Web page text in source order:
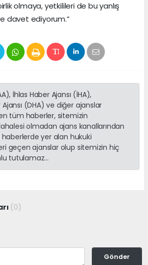
olmaya, yetkilileri de bu yanlış
davet ediyorum.”
İhlas Haber Ajansı (İHA),
(DHA) ve diğer ajanslar
tüm haberler, sitemizin
olmadan ajans kanallarından
yer alan hukuki
geçen ajanslar olup sitemizin hiç
tutulamaz...
(0)
Gönder